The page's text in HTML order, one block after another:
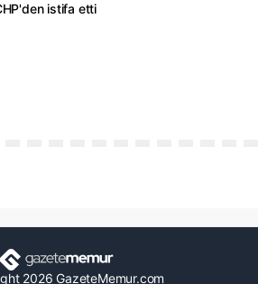
istifa etti
2026 GazeteMemur.com